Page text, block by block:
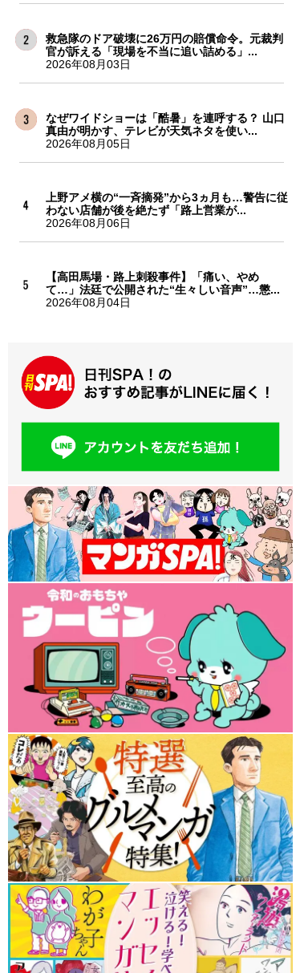
救急隊のドア破壊に26万円の賠償命令。元裁判
官が訴える「現場を不当に追い詰める」...
2026年08月03日
なぜワイドショーは「酷暑」を連呼する？ 山口
真由が明かす、テレビが天気ネタを使い...
2026年08月05日
上野アメ横の“一斉摘発”から3ヵ月も…警告に従
わない店舗が後を絶たず「路上営業が...
2026年08月06日
【高田馬場・路上刺殺事件】「痛い、やめ
て…」法廷で公開された“生々しい音声”…懲...
2026年08月04日